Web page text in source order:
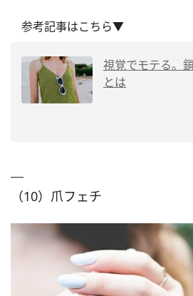
参考記事はこちら▼
視覚でモテる。
とは
（10）爪フェチ